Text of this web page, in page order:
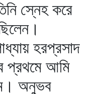
স্নেহ করে
হরপ্রসাদ
প্রথমে আমি
অনুভব